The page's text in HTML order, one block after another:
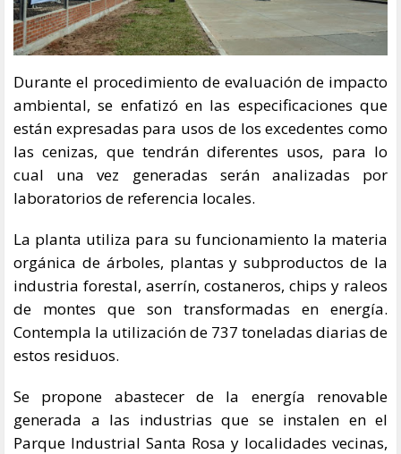
Durante el procedimiento de evaluación de impacto
ambiental, se enfatizó en las especificaciones que
están expresadas para usos de los excedentes como
las cenizas, que tendrán diferentes usos, para lo
cual una vez generadas serán analizadas por
laboratorios de referencia locales.
La planta utiliza para su funcionamiento la materia
orgánica de árboles, plantas y subproductos de la
industria forestal, aserrín, costaneros, chips y raleos
de montes que son transformadas en energía.
Contempla la utilización de 737 toneladas diarias de
estos residuos.
Se propone abastecer de la energía renovable
generada a las industrias que se instalen en el
Parque Industrial Santa Rosa y localidades vecinas,